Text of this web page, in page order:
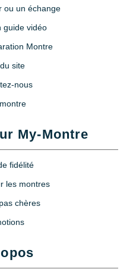
ou un échange
guide vidéo
Montre
site
nous
My-Montre
fidélité
les montres
chères